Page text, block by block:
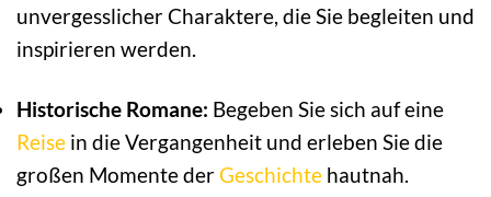
unvergesslicher Charaktere, die Sie begleiten und
inspirieren werden.
Historische Romane: Begeben Sie sich auf eine
Reise in die Vergangenheit und erleben Sie die
großen Momente derGeschichte hautnah.